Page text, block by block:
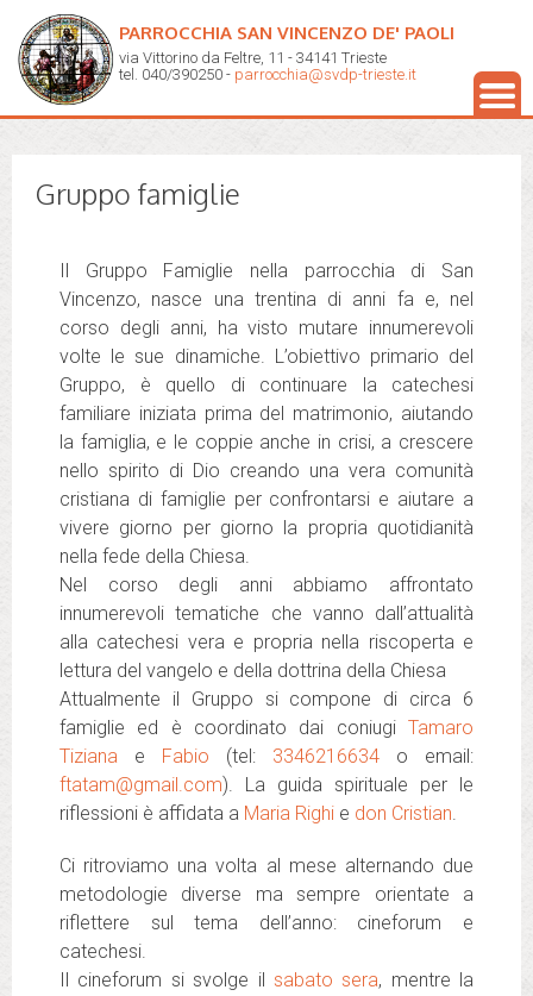
PARROCCHIA SAN VINCENZO DE' PAOLI
via Vittorino da Feltre, 11 - 34141 Trieste
tel. 040/390250 - parrocchia@svdp-trieste.it
Gruppo famiglie
Il Gruppo Famiglie nella parrocchia di San
Vincenzo, nasce una trentina di anni fa e, nel
corso degli anni, ha visto mutare innumerevoli
volte le sue dinamiche. L’obiettivo primario del
Gruppo, è quello di continuare la catechesi
familiare iniziata prima del matrimonio, aiutando
la famiglia, e le coppie anche in crisi, a crescere
nello spirito di Dio creando una vera comunità
cristiana di famiglie per confrontarsi e aiutare a
vivere giorno per giorno la propria quotidianità
nella fede della Chiesa.
Nel corso degli anni abbiamo affrontato
innumerevoli tematiche che vanno dall’attualità
alla catechesi vera e propria nella riscoperta e
lettura del vangelo e della dottrina della Chiesa
Attualmente il Gruppo si compone di circa 6
famiglie ed è coordinato dai coniugi Tamaro
Tiziana e Fabio (tel: 3346216634 o email:
ftatam@gmail.com). La guida spirituale per le
riflessioni è affidata a Maria Righi e don Cristian.
Ci ritroviamo una volta al mese alternando due
metodologie diverse ma sempre orientate a
riflettere sul tema dell’anno: cineforum e
catechesi.
Il cineforum si svolge il sabato sera, mentre la